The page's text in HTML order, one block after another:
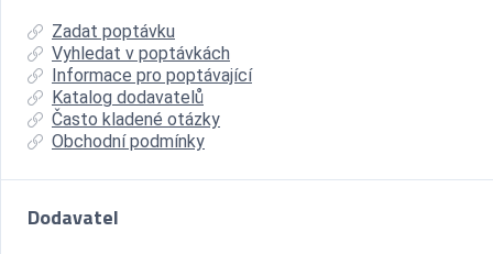
Zadat poptávku
Vyhledat v poptávkách
Informace pro poptávající
Katalog dodavatelů
Často kladené otázky
Obchodní podmínky
Dodavatel